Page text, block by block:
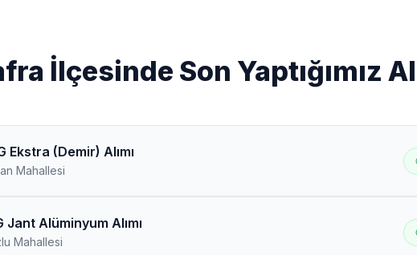
İlçesinde Son Yaptığımız
Ekstra (Demir) Alımı
Mahallesi
Jant Alüminyum Alımı
Mahallesi